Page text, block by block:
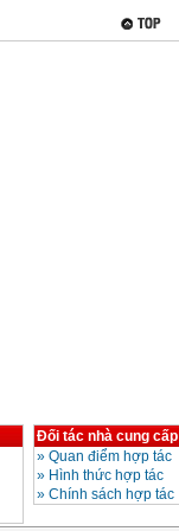
Đối tác nhà cung cấp
» Quan điểm hợp tác
» Hình thức hợp tác
» Chính sách hợp tác